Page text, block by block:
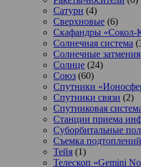
Сатурн (4)
Сверхновые (6)
Скафандры «Сокол-
Солнечная система
Солнечные затмения
Солнце (24)
Союз (60)
Спутники
Спутники связи (2)
Спутниковая
Станции приема
Суборбитальные
Съемка
Тейя (1)
Телескоп «Gemini